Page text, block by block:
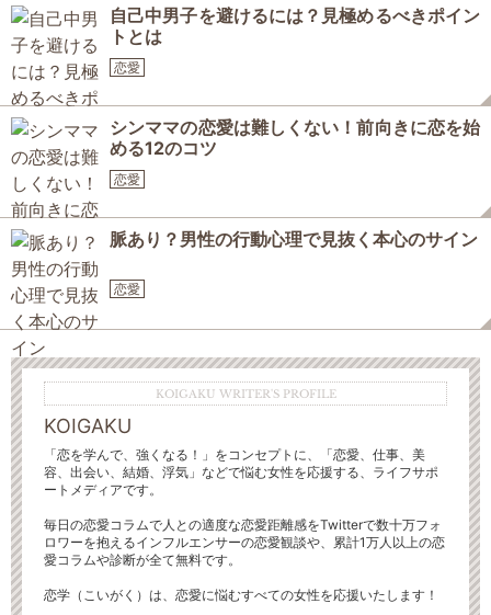
自己中男子を避けるには？見極めるべきポイン
トとは
恋愛
シンママの恋愛は難しくない！前向きに恋を始
める12のコツ
恋愛
脈あり？男性の行動心理で見抜く本心のサイン
恋愛
KOIGAKU WRITER'S PROFILE
KOIGAKU
「恋を学んで、強くなる！」をコンセプトに、「恋愛、仕事、美
容、出会い、結婚、浮気」などで悩む女性を応援する、ライフサポ
ートメディアです。
毎日の恋愛コラムで人との適度な恋愛距離感をTwitterで数十万フォ
ロワーを抱えるインフルエンサーの恋愛観談や、累計1万人以上の恋
愛コラムや診断が全て無料です。
恋学（こいがく）は、恋愛に悩むすべての女性を応援いたします！